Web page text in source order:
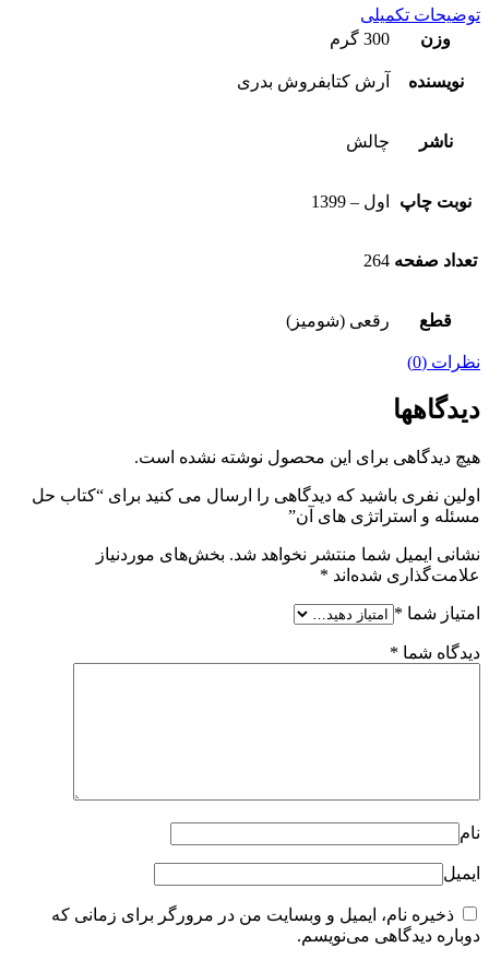
توضیحات تکمیلی
وزن
300 گرم
نویسنده آرش کتابفروش بدری
ناشر چالش
نوبت چاپ اول – 1399
تعداد صفحه 264
قطع رقعی (شومیز)
نظرات (0)
دیدگاهها
هیچ دیدگاهی برای این محصول نوشته نشده است.
اولین نفری باشید که دیدگاهی را ارسال می کنید برای “کتاب حل
مسئله و استراتژی های آن”
نشانی ایمیل شما منتشر نخواهد شد. بخش‌های موردنیاز
علامت‌گذاری شده‌اند *
امتیاز شما *
دیدگاه شما *
نام
ایمیل
ذخیره نام، ایمیل و وبسایت من در مرورگر برای زمانی که
دوباره دیدگاهی می‌نویسم.